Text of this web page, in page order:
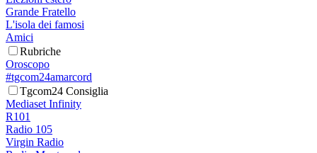
Grande Fratello
L'isola dei famosi
Amici
Rubriche
Oroscopo
#tgcom24amarcord
Tgcom24 Consiglia
Mediaset Infinity
R101
Radio 105
Virgin Radio